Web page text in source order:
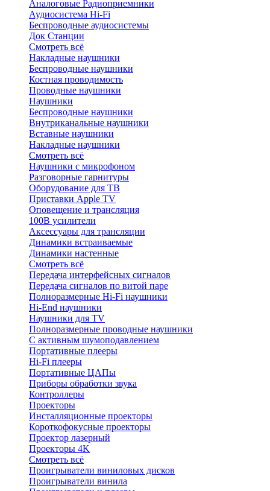
Аналоговые Радиоприемники
Аудиосистема Hi-Fi
Беспроводные аудиосистемы
Док Станции
Смотреть всё
Накладные наушники
Беспроводные наушники
Костная проводимость
Проводные наушники
Наушники
Беспроводные наушники
Внутриканальные наушники
Вставные наушники
Накладные наушники
Смотреть всё
Наушники с микрофоном
Разговорные гарнитуры
Оборудование для ТВ
Приставки Apple TV
Оповещение и трансляция
100В усилители
Аксессуары для трансляции
Динамики встраиваемые
Динамики настенные
Смотреть всё
Передача интерфейсных сигналов
Передача сигналов по витой паре
Полноразмерные Hi-Fi наушники
Hi-End наушники
Наушники для TV
Полноразмерные проводные наушники
С активным шумоподавлением
Портативные плееры
Hi-Fi плееры
Портативные ЦАПы
Приборы обработки звука
Контроллеры
Проекторы
Инсталляционные проекторы
Короткофокусные проекторы
Проектор лазерный
Проекторы 4K
Смотреть всё
Проигрыватели виниловых дисков
Проигрыватели винила